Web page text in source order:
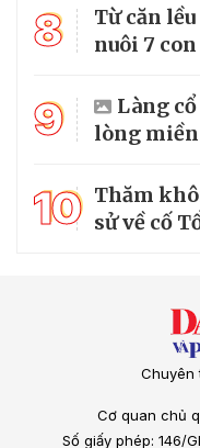
8
Từ căn
nuôi 7
9
Làng
lòng
10 Thăm
sử về cố
Chuyên
Cơ quan chủ
Số giấy phép: 146/